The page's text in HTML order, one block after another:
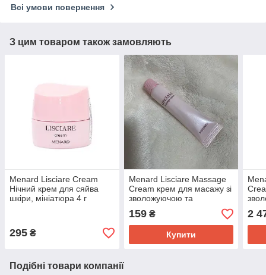
Всі умови повернення
З цим товаром також замовляють
Menard Lisciare Cream
Нічний крем для сяйва
шкіри, мініатюра 4 г
295 ₴
Menard Lisciare Massage
Cream крем для масажу зі
зволожуючою та
освітлюючою дією,
мініатюра 8 г
159₴
Купити
2
Подібні товари компанії